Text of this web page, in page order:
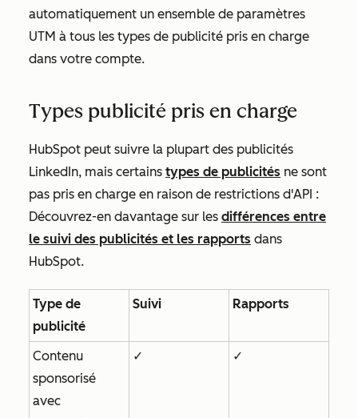
automatiquement un ensemble de paramètres
UTM à tous les types de publicité pris en charge
dans votre compte.
Types publicité pris en charge
HubSpot peut suivre la plupart des publicités
LinkedIn, mais certains types de publicités ne sont
pas pris en charge en raison de restrictions d'API :
Découvrez-en davantage sur les différences entre
le suivi des publicités et les rapports dans
HubSpot.
Type de
publicité
Suivi Rapports
Contenu
sponsorisé
avec
✓ ✓